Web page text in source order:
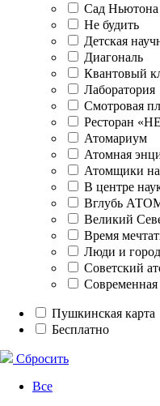
Сад Ньютона
Не будить
Детская
Диагональ
Квантовый
Лаборатория
Смотровая
Ресторан
Атомариум
Атомная
Атомщики
В центре
Вглубь
Великий
Время
Люди и
Советский
Пушкинская карта
Бесплатно
Сбросить
Все